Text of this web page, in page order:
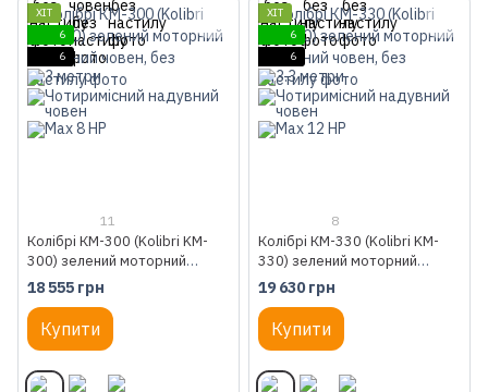
ХІТ
6
6
11
Колібрі КМ-300 (Kolibri KM-
300) зелений моторний
надувний човен, без настилу
18 555 грн
Купити
ХІТ
6
6
8
Колібрі КМ-330 (Kolibri KM-
330) зелений моторний
надувний човен, без настилу
19 630 грн
Купити